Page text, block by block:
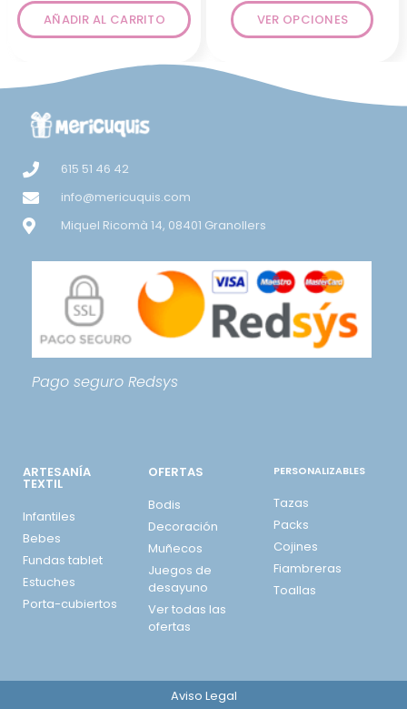
AÑADIR AL CARRITO VER OPCIONES
615 51 46 42
info@mericuquis.com
Miquel Ricomà 14, 08401 Granollers
Pago seguro Redsys
ARTESANÍA
TEXTIL
Infantiles
Bebes
Fundas tablet
Estuches
Porta-cubiertos
OFERTAS
Bodis
Decoración
Muñecos
Juegos de
desayuno
Ver todas las
ofertas
PERSONALIZABLES
Tazas
Packs
Cojines
Fiambreras
Toallas
Aviso Legal